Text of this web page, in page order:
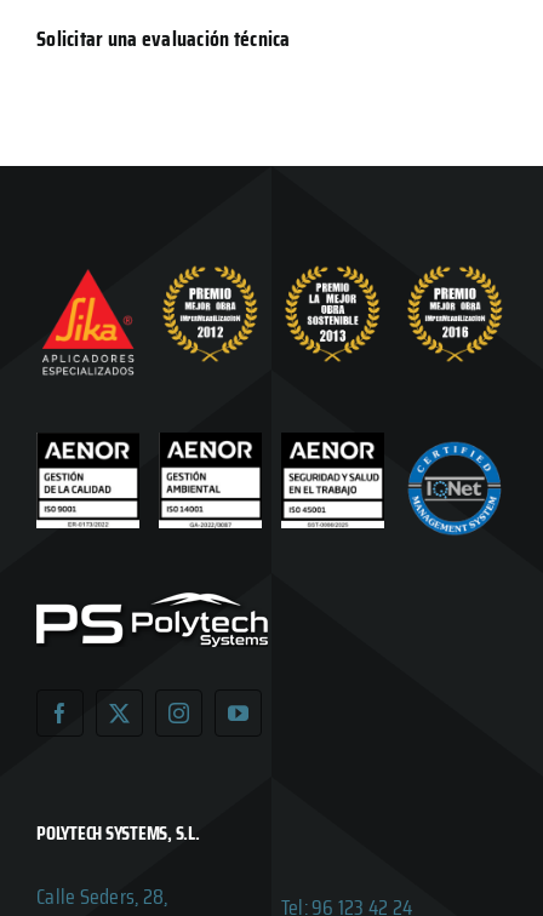
Solicitar una evaluación técnica
POLYTECH SYSTEMS, S.L.
Calle Seders, 28, Tel: 96 123 42 24